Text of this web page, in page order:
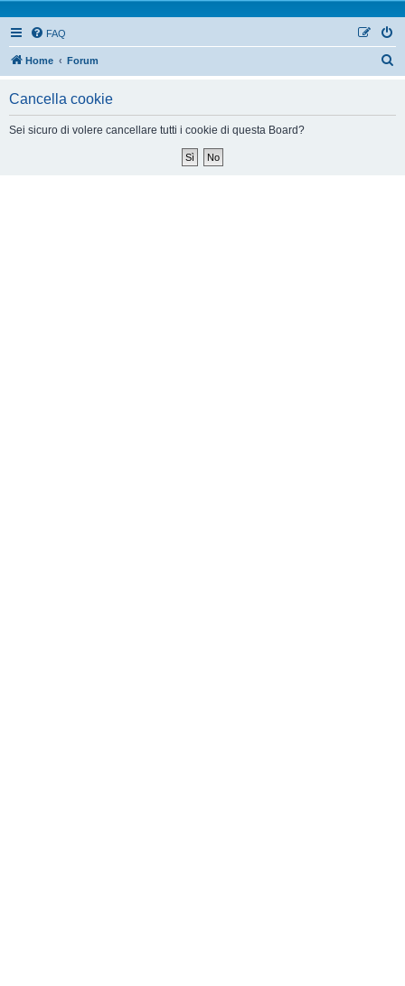
FAQ
Home Forum
Cancella cookie
Sei sicuro di volere cancellare tutti i cookie di questa Board?